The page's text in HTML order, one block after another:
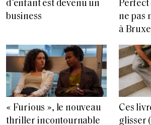
d’enfant est devenu un
business
Perfect
ne pas
à
« Furious », le nouveau
thriller incontournable
Ces
glisser